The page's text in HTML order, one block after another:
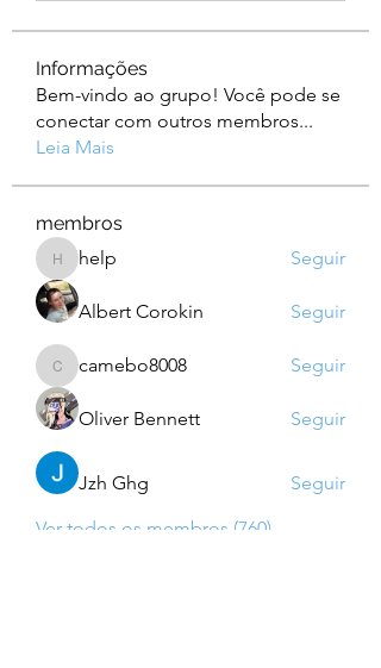
Informações
Bem-vindo ao grupo! Você pode se
conectar com outros membros...
Leia Mais
membros
helphelp Seguir
Albert Corokin Seguir
camebo8008
camebo8008 Seguir
Oliver Bennett Seguir
Jzh Ghg
Seguir
Ver todos os membros (760)